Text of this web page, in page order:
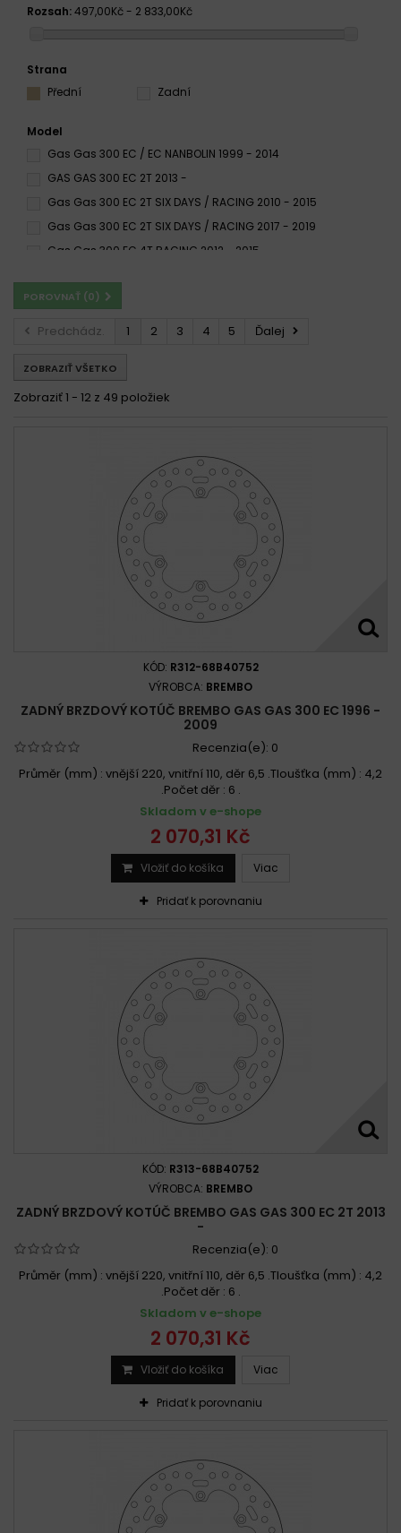
Rozsah:497,00Kč - 2 833,00Kč
Strana
Přední
Zadní
Model
Gas Gas 300 EC / EC NANBOLIN 1999 - 2014
GAS GAS 300 EC 2T 2013 -
Gas Gas 300 EC 2T SIX DAYS / RACING 2010 - 2015
Gas Gas 300 EC 2T SIX DAYS / RACING 2017 - 2019
Gas Gas 300 EC 4T RACING 2012 - 2015
Gas Gas 300 EC E / F 2014 - 2015
Gas Gas 300 EC RANGER 2T 2018 - 2020
Gas Gas 300 EC REPLICA FACTORY 2013
GAS GAS 300 MC 1996 - 2009
Gas Gas 300 TXT 2T / PRO 2T 2014 - 2019
Gas Gas 300 TXT GP / GP 2018 - 2019
Gas Gas 300 TXT RACING 2T 2014 - 2020
Gas Gas 300 TXT REPLICA FACTORY 2013
Gas Gas 300 XC 2T 2018 - 2019
POROVNAŤ (0)
Predchádz. 1 2 3 4 5 Ďalej
ZOBRAZIŤ VŠETKO
Zobraziť 1 - 12 z 49 položiek
KÓD: R312-68B40752
VÝROBCA: BREMBO
ZADNÝ BRZDOVÝ KOTÚČ BREMBO GAS GAS 300 EC 1996 -
2009
Recenzia(e): 0
Průměr (mm) : vnější 220, vnitřní 110, děr 6,5 .Tloušťka (mm) : 4,2
.Počet děr : 6 .
Skladom v e-shope
2 070,31 Kč
Vložiť do košíka Viac
Pridať k porovnaniu
KÓD: R313-68B40752
VÝROBCA: BREMBO
ZADNÝ BRZDOVÝ KOTÚČ BREMBO GAS GAS 300 EC 2T 2013
-
Recenzia(e): 0
Průměr (mm) : vnější 220, vnitřní 110, děr 6,5 .Tloušťka (mm) : 4,2
.Počet děr : 6 .
Skladom v e-shope
2 070,31 Kč
Vložiť do košíka Viac
Pridať k porovnaniu